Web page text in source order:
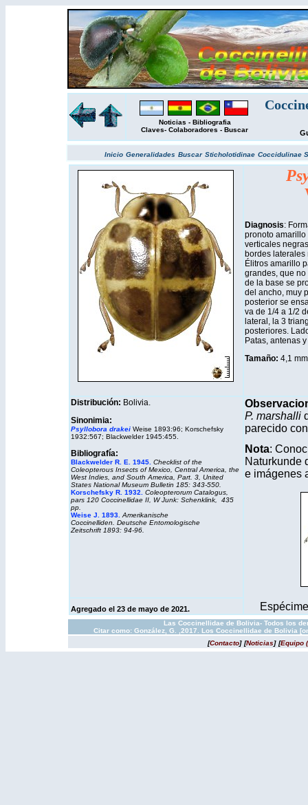
Noticias - Bibliografia
Claves- Colaboradores - Buscar
Inicio Generalidades Buscar Sticholotidinae Coccidulinae
Diagnosis:
pronoto
verticales
bordes laterales
Élitros amarillo
grandes, que
de la base se
del ancho, muy
posterior se
va de 1/4 a 1/2
lateral, la 3
posteriores.
Patas, antenas
Tamaño: 4,1 mm
Distribución: Bolivia.
Sinonimia:
Psyllobora drakei Weise 1893:96; Korschefsky
1932:567; Blackwelder 1945:455.
Bibliografía:
Blackwelder R. E. 1945. Checklist of the
Coleopterous Insects of Mexico, Central America, the
West Indies, and South America, Part. 3, United
States National Museum Bulletin 185: 343-550.
Korschefsky R. 1932.
Coleopterorum Catalogus,
pars 120 Coccinellidae II, W Junk: Schenklink, 435
pp.
Weise J. 1893. Amerikanische
Coccinelliden. Deutsche Entomologische
Zeitschrift 1893: 94-96.
P. marshalli
parecido
Nota:
Naturkunde
e imágenes
Agregado el 23 de mayo de 2021.
Las Coccinellidae de Bolivia- Todos los
Citar como: González, G. ,2017. Los Coccinellidae de Bolivia
[Contacto] [Noticias] [Equipo